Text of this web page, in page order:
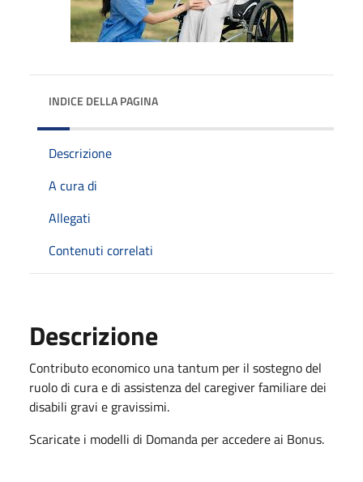
INDICE DELLA PAGINA
Descrizione
A cura di
Allegati
Contenuti correlati
Descrizione
Contributo economico una tantum per il sostegno del
ruolo di cura e di assistenza del caregiver familiare dei
disabili gravi e gravissimi.
Scaricate i modelli di Domanda per accedere ai Bonus.